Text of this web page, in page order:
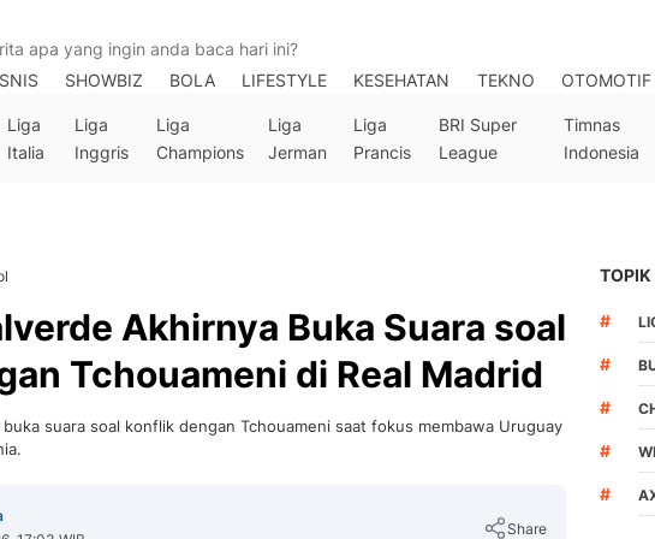
SHOWBIZ BOLA LIFESTYLE KESEHATAN TEKNO OTOMOTIF
Liga
Italia
Liga
Inggris
Liga
Champions
Liga
Jerman
Liga
Prancis
BRI Super
League
Timnas
Indonesia
Akhirnya Buka Suara soal
Tchouameni di Real Madrid
suara soal konflik dengan Tchouameni saat fokus membawa Uruguay
Share
TOPIK
#
#
#
#
#